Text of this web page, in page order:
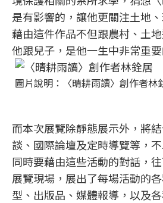
是有影響的，讓他更關注土地
藉由這件作品不但跟農村、土
他跟兒子，是他一生中非常重要
圖片說明：〈晴耕雨讀〉創作者林
而本次展覽除靜態展示外，將
談、國際論壇及定時導覽等，
同時要藉由這些活動的對話，
展覽現場，展出了每場活動的
型、出版品、媒體報導，以及